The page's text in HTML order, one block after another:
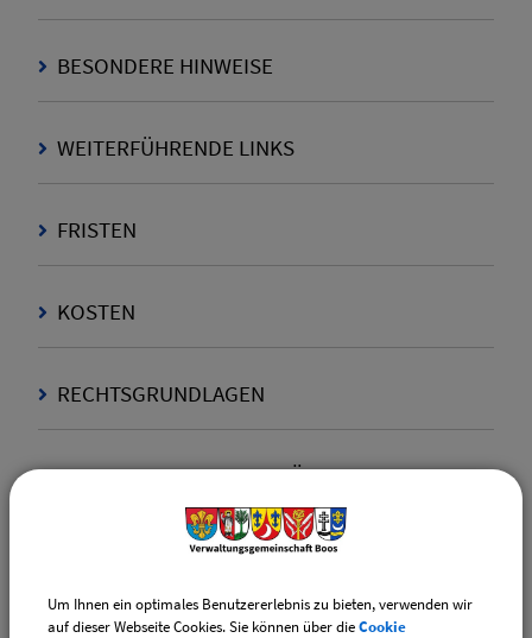
BESONDERE HINWEISE
WEITERFÜHRENDE LINKS
FRISTEN
KOSTEN
RECHTSGRUNDLAGEN
VERANTWORTLICHE BEHÖRDE
DanielaHoidn
Um Ihnen ein optimales Benutzererlebnis zu bieten, verwenden wir
auf dieser Webseite Cookies. Sie können über dieCookie